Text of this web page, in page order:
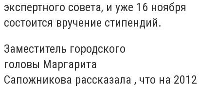
экспертного совета, и уже 16 ноября
состоится вручение стипендий.
Заместитель городского
головы Маргарита
Сапожникова рассказала , что на 2012